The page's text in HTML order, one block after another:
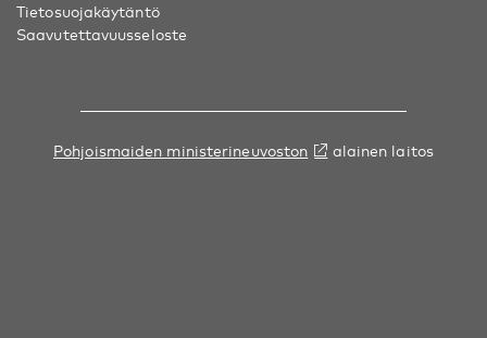
Tietosuojakäytäntö
Saavutettavuusseloste
Pohjoismaiden ministerineuvoston alainen laitos